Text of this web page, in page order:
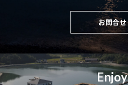
お問合せ
Enjoy